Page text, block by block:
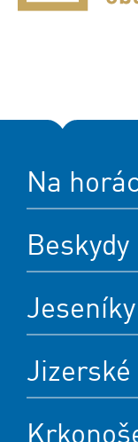
Na
Beskydy
Jeseníky
Jizerské